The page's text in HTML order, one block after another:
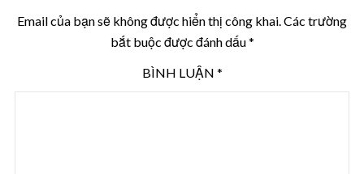
Email của bạn sẽ không được hiển thị công khai.Các trường
bắt buộc được đánh dấu*
BÌNH LUẬN *